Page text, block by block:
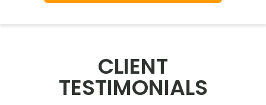
CLIENT
TESTIMONIALS